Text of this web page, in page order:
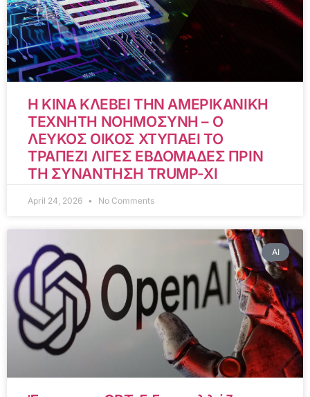
Η ΚΙΝΑ ΚΛΕΒΕΙ ΤΗΝ ΑΜΕΡΙΚΑΝΙΚΗ
ΤΕΧΝΗΤΗ ΝΟΗΜΟΣΥΝΗ – Ο
ΛΕΥΚΟΣ ΟΙΚΟΣ ΧΤΥΠΑΕΙ ΤΟ
ΤΡΑΠΕΖΙ ΛΙΓΕΣ ΕΒΔΟΜΑΔΕΣ ΠΡΙΝ
ΤΗ ΣΥΝΑΝΤΗΣΗ TRUMP-XI
April 24, 2026 No Comments
AI